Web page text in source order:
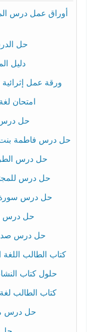
أوراق عمل درس
حل
دليل
ورقة عمل
امتحان
حل درس
حل درس فاطمة بنت
حل درس
حل درس
حل درس سورة الواقعة 57-74
حل درس
حل درس صدق
كتاب الطالب اللغة
حلول كتاب
كتاب الطالب لغة
حل درس